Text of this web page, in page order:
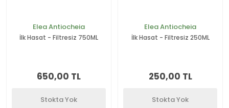
Elea Antiocheia
İlk Hasat - Filtresiz 750ML
650,00 TL
Stokta Yok
Elea Antiocheia
İlk Hasat - Filtresiz 250ML
250,00 TL
Stokta Yok